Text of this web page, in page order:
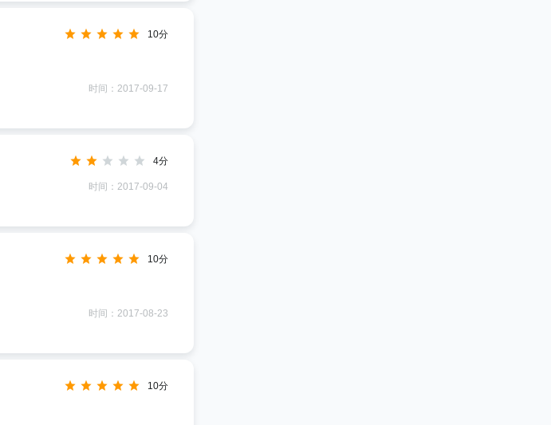
10分
时间：2017-09-17
4分
时间：2017-09-04
10分
时间：2017-08-23
10分